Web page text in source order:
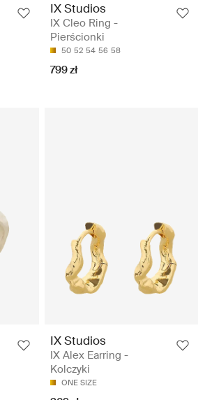
IX Studios
IX Cleo Ring -
Pierścionki
50 52 54 56 58
799 zł
IX Studios
IX Alex Earring -
Kolczyki
ONE SIZE